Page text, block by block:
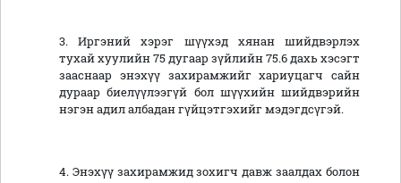
3. Иргэний хэрэг шүүхэд хянан шийдвэрлэх
тухай хуулийн 75 дугаар зүйлийн 75.6 дахь хэсэгт
зааснаар энэхүү захирамжийг хариуцагч сайн
дураар биелүүлээгүй бол шүүхийн шийдвэрийн
нэгэн адил албадан гүйцэтгэхийг мэдэгдсүгэй.
4. Энэхүү захирамжид зохигч давж заалдах болон